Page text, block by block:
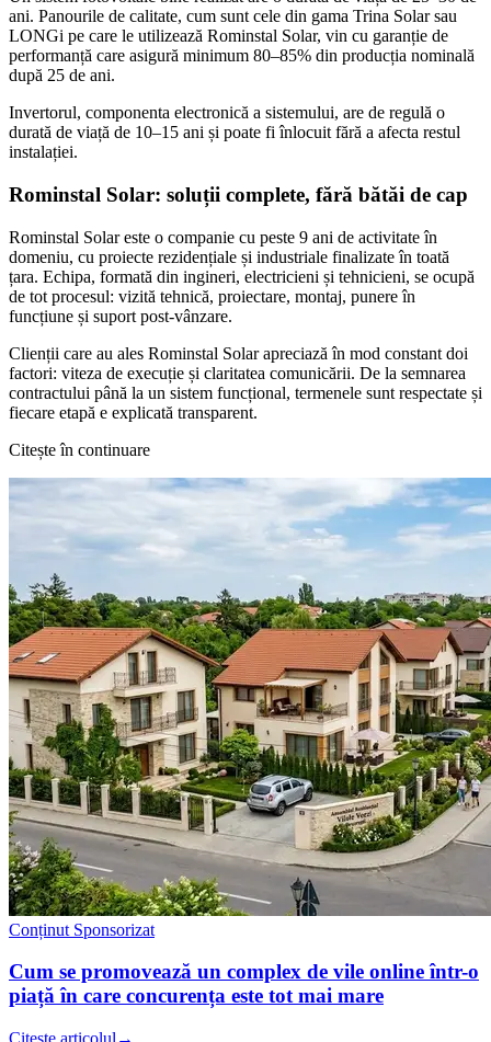
ani. Panourile de calitate, cum sunt cele din gama Trina Solar sau
LONGi pe care le utilizează Rominstal Solar, vin cu garanție de
performanță care asigură minimum 80–85% din producția nominală
după 25 de ani.
Invertorul, componenta electronică a sistemului, are de regulă o
durată de viață de 10–15 ani și poate fi înlocuit fără a afecta restul
instalației.
Rominstal Solar: soluții complete, fără bătăi de cap
Rominstal Solar este o companie cu peste 9 ani de activitate în
domeniu, cu proiecte rezidențiale și industriale finalizate în toată
țara. Echipa, formată din ingineri, electricieni și tehnicieni, se ocupă
de tot procesul: vizită tehnică, proiectare, montaj, punere în
funcțiune și suport post-vânzare.
Clienții care au ales Rominstal Solar apreciază în mod constant doi
factori: viteza de execuție și claritatea comunicării. De la semnarea
contractului până la un sistem funcțional, termenele sunt respectate și
fiecare etapă e explicată transparent.
Citește în continuare
Conținut Sponsorizat
Cum se promovează un complex de vile online într-o
piață în care concurența este tot mai mare
Citește articolul →